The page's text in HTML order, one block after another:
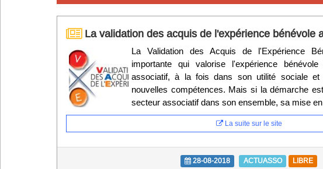
Divers
Abo Lettrasso
Désabo Lettrasso
La validation des acquis de l'expérience bénévole
La Validation des Acquis de l'Expérience
importante qui valorise l'expérience
associatif, à la fois dans son utilité sociale et
nouvelles compétences. Mais si la démarche
secteur associatif dans son ensemble, sa mise
La suite sur le site
28-08-2018 ACTUASSO LIBRE